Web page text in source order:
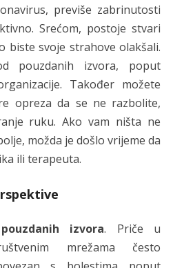
previše zabrinutosti
Srećom, postoje stvari
biste svoje strahove olakšali.
pouzdanih izvora, poput
Također možete
opreza da se ne razbolite,
ruku. Ako vam ništa ne
možda je došlo vrijeme da
ili terapeuta.
izvora. Priče u
mrežama često